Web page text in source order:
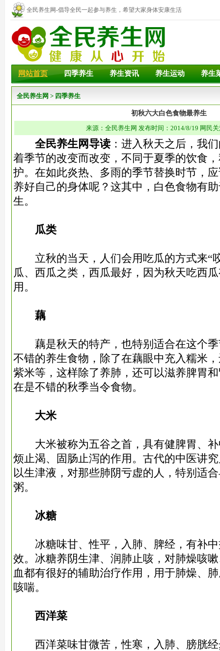
全民养生网-倡导全民一起参与养生，希望大家身体安康生活
幸福！
网站首页 四季养生 养生资讯 养生运动 养生
全民养生网 > 四季养生
初秋六大白色食物最养生
来源：全民养生网 发布时间：2014/8/19 网民
全民养生网导读 ：进入秋天之后，我
着季节的改变而改变，不同于夏季的饮食
护。在如此炎热、多雨的季节替换时节，
养好自己的身体呢？这其中，白色食物有
生。
瓜类
立秋的当天，人们会用吃瓜的方式来“
瓜、西瓜之类，西瓜最好，因为秋天吃西
用。
藕
藕是秋天的特产，也特别适合在这个季
不错的养生食物，除了在藕眼中充入糯米
紫米等，这样除了养肺，还可以滋养脾胃
在是不错的秋季当令食物。
大米
大米被称为五谷之首，具有健脾胃、补
烦止渴、固肠止泻的作用。古代的中医讲
以生津液，对那些肺阴亏虚的人，特别适
粥。
冰糖
冰糖味甘、性平，入肺、脾经，有补中
效。冰糖养阴生津、润肺止咳，对肺燥咳
血都有很好的辅助治疗作用，用于肺燥、
咳喘。
西洋菜
西洋菜味甘微苦，性寒，入肺、膀胱经